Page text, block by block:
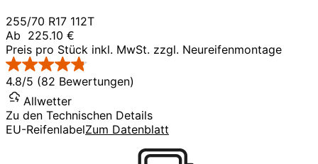
255/70 R17 112T
Ab 225.10 €
Preis pro Stück inkl. MwSt. zzgl. Neureifenmontage
4.8/5 (82 Bewertungen)
Allwetter
Zu den Technischen Details
EU-ReifenlabelZum Datenblatt